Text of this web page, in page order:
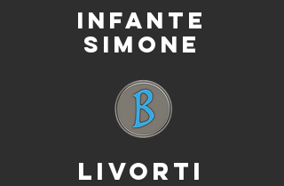
INFANTE
SIMONE
LIVORTI